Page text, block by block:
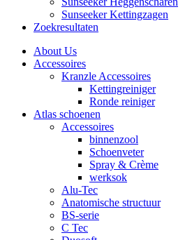
Sunseeker Kettingzagen
Zoekresultaten
About Us
Accessoires
Kranzle Accessoires
Kettingreiniger
Ronde reiniger
Atlas schoenen
Accessoires
binnenzool
Schoenveter
Spray & Crème
werksok
Alu-Tec
Anatomische structuur
BS-serie
C Tec